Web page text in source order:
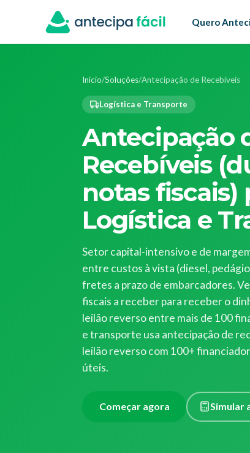
Quero
Início/Soluções/Antecipação de Recebíveis
Logística e Transporte
Antecipação
Recebíveis
notas fiscais)
Logística e
Setor capital-intensivo e de
entre custos à vista (diesel,
fretes a prazo de embarcadores.
fiscais a receber para receber o
leilão reverso entre mais de 100
e transporte usa antecipação de
leilão reverso com 100+
úteis.
Começar agora Simular